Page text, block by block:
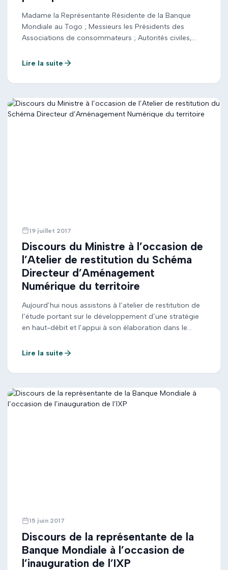
Madame la Représentante Résidente de la Banque
Mondiale au Togo ; Messieurs les Présidents des
Associations de consommateurs ; Autorités civiles,
Mesdames et Messieurs les directeurs et chefs des
Messieurs ; C’est un plaisir de vous trouver réunis ce
Lire la suite
19 juillet 2017
Discours du Ministre à l’occasion de
l’Atelier de restitution du Schéma
Directeur d’Aménagement
Numérique du territoire
Aujourd’hui nous assistons à l’atelier de restitution de
l’étude portant sur le développement d’une stratégie
en haut-débit et l’appui à son élaboration dans le
d’aménagement numérique du territoire national.
travaux durant lesquels le Cabinet IDATE a pu identifier
Lire la suite
15 juin 2017
Discours de la représentante de la
Banque Mondiale à l’occasion de
l’inauguration de l’IXP